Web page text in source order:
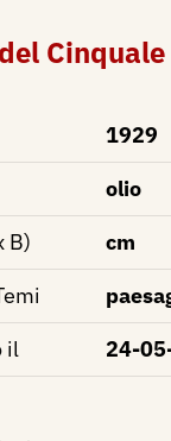
Cinquale
1929
olio
B)
cm
il
24-